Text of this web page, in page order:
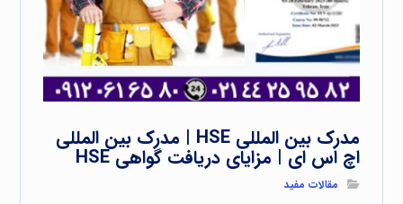
مدرک بین المللی HSE | مدرک بین المللی
اچ اس ای | مزایای دریافت گواهی HSE
مقالات مفید